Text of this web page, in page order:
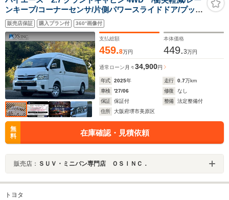
ンキープ/コーナーセンサ/片側パワースライドドア/プッシ
ュスタート/ETC/バックカメラ/Bluetooth/USB接続/オー
トライト/オートマチックハイビーム/スマートキー/社外ナ
ビ
販売店保証 購入プラン付 360°画像付
支払総額
459.8万円
本体価格
449.3万円
通常ローン 月々34,900円
年式 2025年 走行 0.7万km
車検
'27/06 修復
なし
保証
保証付 整備
法定整備付
住所
大阪府堺市美原区
無
料
在庫確認・見積依頼
販売店： ＳＵＶ・ミニバン専門店 ＯＳＩＮＣ．
トヨタ